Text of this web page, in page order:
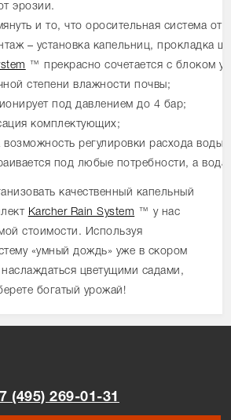
эрозии.
и то, что оросительная система
– установка капельниц, прокладка
™ прекрасно сочетается с блоком
степени влажности почвы;
под давлением до 4 бар;
комплектующих;
возможность регулировки расхода воды;
под любые потребности, а
качественный капельный
Karcher Rain System ™ у нас
стоимости. Используя
«умный дождь» уже в скором
цветущими садами,
богатый урожай!
(495) 269-01-31